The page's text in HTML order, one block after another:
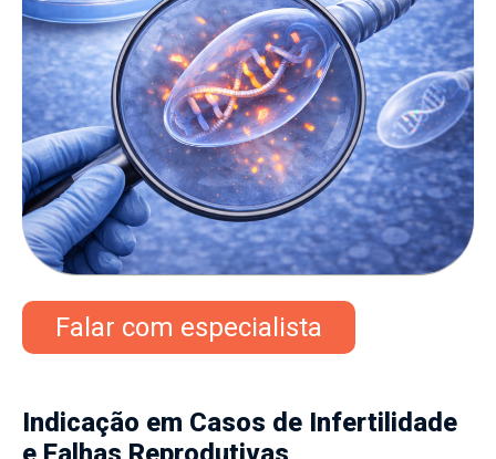
Falar com especialista
Indicação em Casos de Infertilidade